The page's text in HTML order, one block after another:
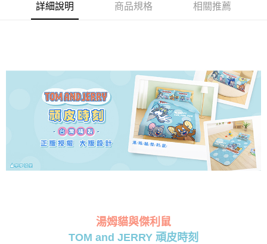
全家★依產品說明
每筆NT$60，滿NT$699(含以上)免運費
每筆NT$80，滿NT$699(含以上)免運費
詳細說明 商品規格 相關推薦
湯姆貓與傑利鼠
TOM and JERRY 頑皮時刻